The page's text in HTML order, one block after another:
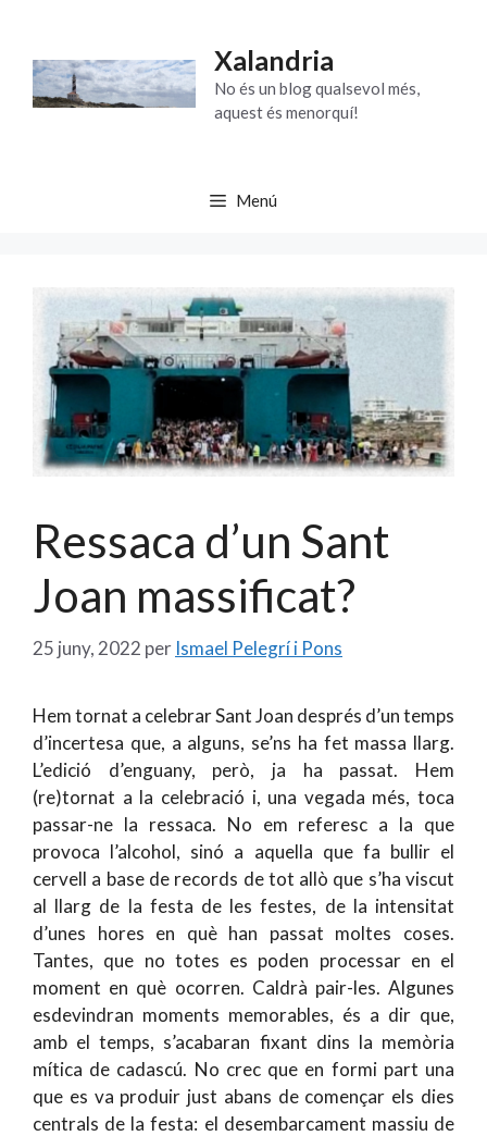
contingut
Xalandria
No és un blog qualsevol més,
aquest és menorquí!
Menú
Ressaca d’un Sant
Joan massificat?
25 juny, 2022 per Ismael Pelegrí i Pons
Hem tornat a celebrar Sant Joan després d’un temps
d’incertesa que, a alguns, se’ns ha fet massa llarg.
L’edició d’enguany, però, ja ha passat. Hem
(re)tornat a la celebració i, una vegada més, toca
passar-ne la ressaca. No em referesc a la que
provoca l’alcohol, sinó a aquella que fa bullir el
cervell a base de records de tot allò que s’ha viscut
al llarg de la festa de les festes, de la intensitat
d’unes hores en què han passat moltes coses.
Tantes, que no totes es poden processar en el
moment en què ocorren. Caldrà pair-les. Algunes
esdevindran moments memorables, és a dir que,
amb el temps, s’acabaran fixant dins la memòria
mítica de cadascú. No crec que en formi part una
que es va produir just abans de començar els dies
centrals de la festa: el desembarcament massiu de